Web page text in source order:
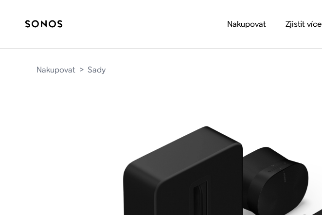
Nakupovat Zjistit více
Nakupovat > Sady